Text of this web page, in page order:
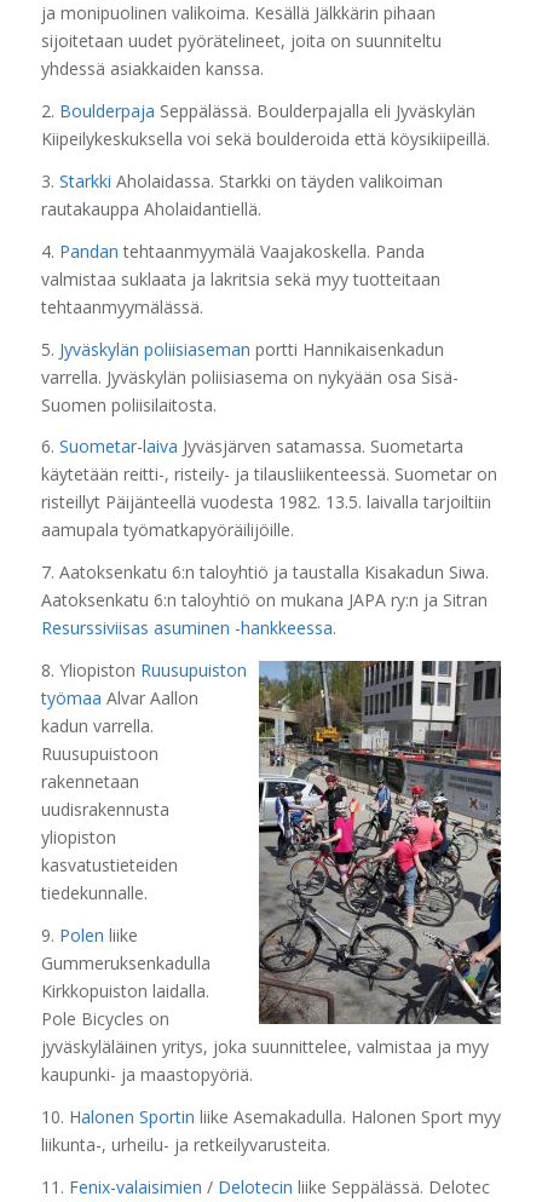
ja monipuolinen valikoima. Kesällä Jälkkärin pihaan
sijoitetaan uudet pyörätelineet, joita on suunniteltu
yhdessä asiakkaiden kanssa.
2. Boulderpaja Seppälässä. Boulderpajalla eli Jyväskylän
Kiipeilykeskuksella voi sekä boulderoida että köysikiipeillä.
3. Starkki Aholaidassa. Starkki on täyden valikoiman
rautakauppa Aholaidantiellä.
4. Pandan tehtaanmyymälä Vaajakoskella. Panda
valmistaa suklaata ja lakritsia sekä myy tuotteitaan
tehtaanmyymälässä.
5. Jyväskylän poliisiaseman portti Hannikaisenkadun
varrella. Jyväskylän poliisiasema on nykyään osa Sisä-
Suomen poliisilaitosta.
6. Suometar-laiva Jyväsjärven satamassa. Suometarta
käytetään reitti-, risteily- ja tilausliikenteessä. Suometar on
risteillyt Päijänteellä vuodesta 1982. 13.5. laivalla tarjoiltiin
aamupala työmatkapyöräilijöille.
7. Aatoksenkatu 6:n taloyhtiö ja taustalla Kisakadun Siwa.
Aatoksenkatu 6:n taloyhtiö on mukana JAPA ry:n ja Sitran
Resurssiviisas asuminen -hankkeessa.
8. Yliopiston Ruusupuiston
työmaa Alvar Aallon
kadun varrella.
Ruusupuistoon
rakennetaan
uudisrakennusta
yliopiston
kasvatustieteiden
tiedekunnalle.
9. Polen liike
Gummeruksenkadulla
Kirkkopuiston laidalla.
Pole Bicycles on
jyväskyläläinen yritys, joka suunnittelee, valmistaa ja myy
kaupunki- ja maastopyöriä.
10. Halonen Sportin liike Asemakadulla. Halonen Sport myy
liikunta-, urheilu- ja retkeilyvarusteita.
11. Fenix-valaisimien / Delotecin liike Seppälässä. Delotec